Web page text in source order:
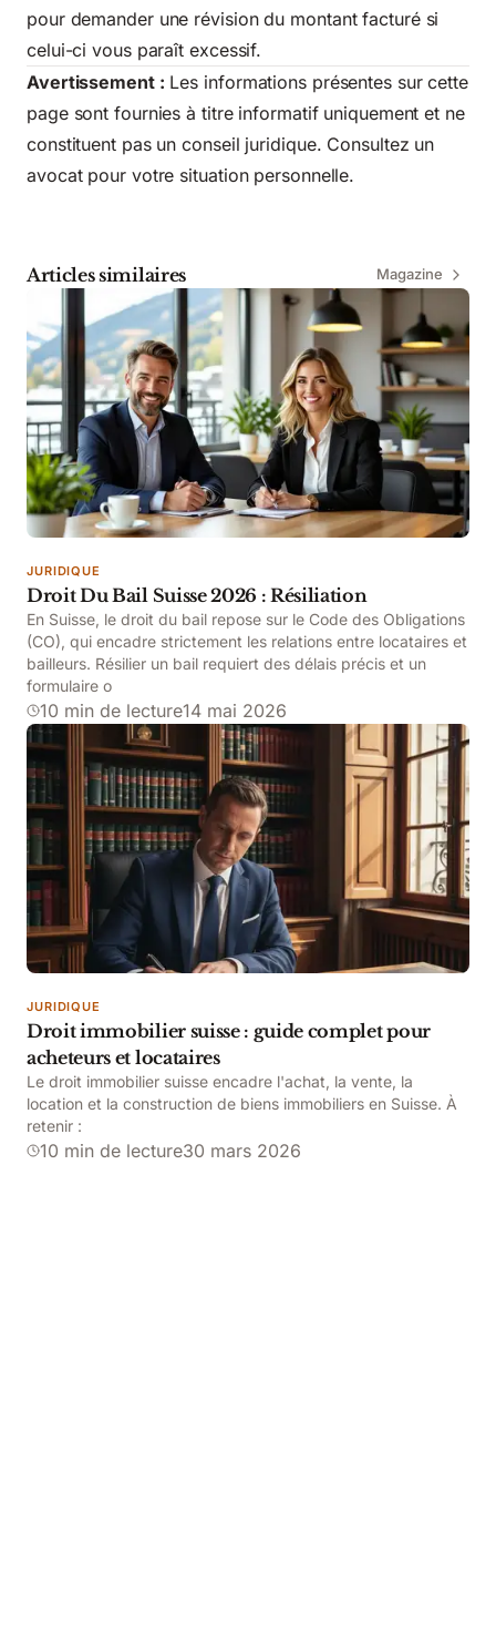
pour demander une révision du montant facturé si
celui-ci vous paraît excessif.
Avertissement : Les informations présentes sur cette
page sont fournies à titre informatif uniquement et ne
constituent pas un conseil juridique. Consultez un
avocat pour votre situation personnelle.
Articles similaires Magazine
JURIDIQUE
Droit Du Bail Suisse 2026 : Résiliation
En Suisse, le droit du bail repose sur le Code des Obligations
(CO), qui encadre strictement les relations entre locataires et
bailleurs. Résilier un bail requiert des délais précis et un
formulaire o
10 min de lecture14 mai 2026
JURIDIQUE
Droit immobilier suisse : guide complet pour
acheteurs et locataires
Le droit immobilier suisse encadre l'achat, la vente, la
location et la construction de biens immobiliers en Suisse. À
retenir :
10 min de lecture30 mars 2026